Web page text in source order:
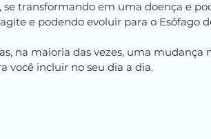
se transformando em uma doença e
e podendo evoluir para o Esôfago
na maioria das vezes, uma mudança
você incluir no seu dia a dia.